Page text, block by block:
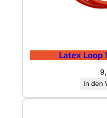
Latex Loop
In den